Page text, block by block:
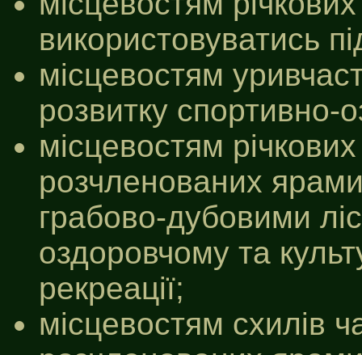
використовуватись
місцевостям
розвитку спортивно-
місцевостям
розчленованих
грабово-дубовими
оздоровчому та
рекреації;
місцевостям схилів